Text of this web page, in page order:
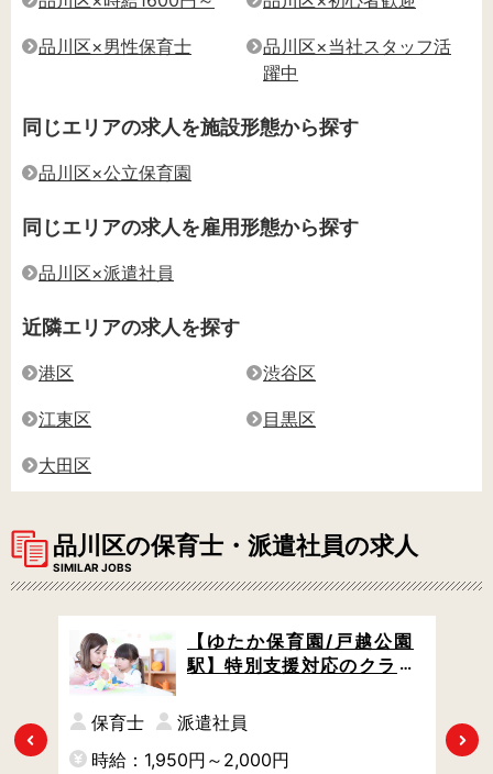
品川区×男性保育士
品川区×当社スタッフ活
躍中
同じエリアの求人を施設形態から探す
品川区×公立保育園
同じエリアの求人を雇用形態から探す
品川区×派遣社員
近隣エリアの求人を探す
港区 渋谷区
江東区 目黒区
大田区
品川区の保育士・派遣社員の求人
SIMILAR JOBS
Previous
【ゆたか保育園/戸越公園
駅】特別支援対応のクラス
のサポート体制でスキルア
ップできる環境 / やりがい充
実
保育士
派遣社員
時給：1,950円～2,000円
Next